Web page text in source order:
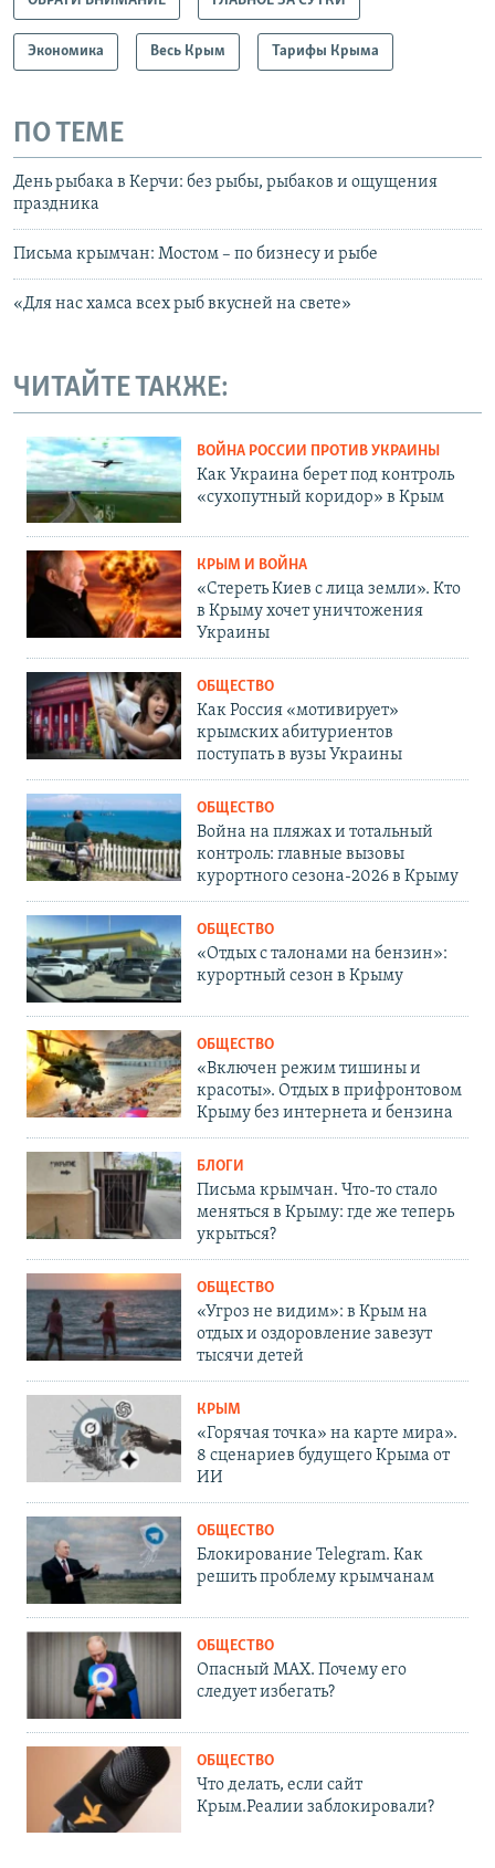
Экономика Весь Крым Тарифы Крыма
ПО ТЕМЕ
День рыбака в Керчи: без рыбы, рыбаков и ощущения
праздника
Письма крымчан: Мостом – по бизнесу и рыбе
«Для нас хамса всех рыб вкусней на свете»
ЧИТАЙТЕ ТАКЖЕ:
ВОЙНА РОССИИ ПРОТИВ УКРАИНЫ
Как Украина берет под контроль
«сухопутный коридор» в Крым
КРЫМ И ВОЙНА
«Стереть Киев с лица земли». Кто
в Крыму хочет уничтожения
Украины
ОБЩЕСТВО
Как Россия «мотивирует»
крымских абитуриентов
поступать в вузы Украины
ОБЩЕСТВО
Война на пляжах и тотальный
контроль: главные вызовы
курортного сезона-2026 в Крыму
ОБЩЕСТВО
«Отдых с талонами на бензин»:
курортный сезон в Крыму
ОБЩЕСТВО
«Включен режим тишины и
красоты». Отдых в прифронтовом
Крыму без интернета и бензина
БЛОГИ
Письма крымчан. Что-то стало
меняться в Крыму: где же теперь
укрыться?
ОБЩЕСТВО
«Угроз не видим»: в Крым на
отдых и оздоровление завезут
тысячи детей
КРЫМ
«Горячая точка» на карте мира».
8 сценариев будущего Крыма от
ИИ
ОБЩЕСТВО
Блокирование Telegram. Как
решить проблему крымчанам
ОБЩЕСТВО
Опасный MAX. Почему его
следует избегать?
ОБЩЕСТВО
Что делать, если сайт
Крым.Реалии заблокировали?